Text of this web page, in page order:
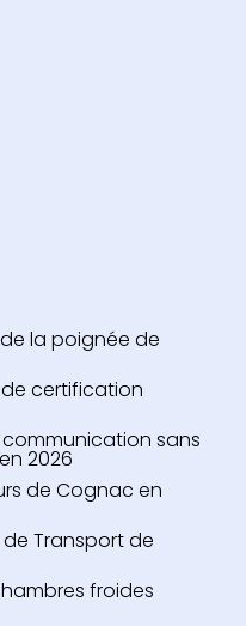
de la poignée de
de certification
communication sans
2026
de Cognac en
de Transport de
froides